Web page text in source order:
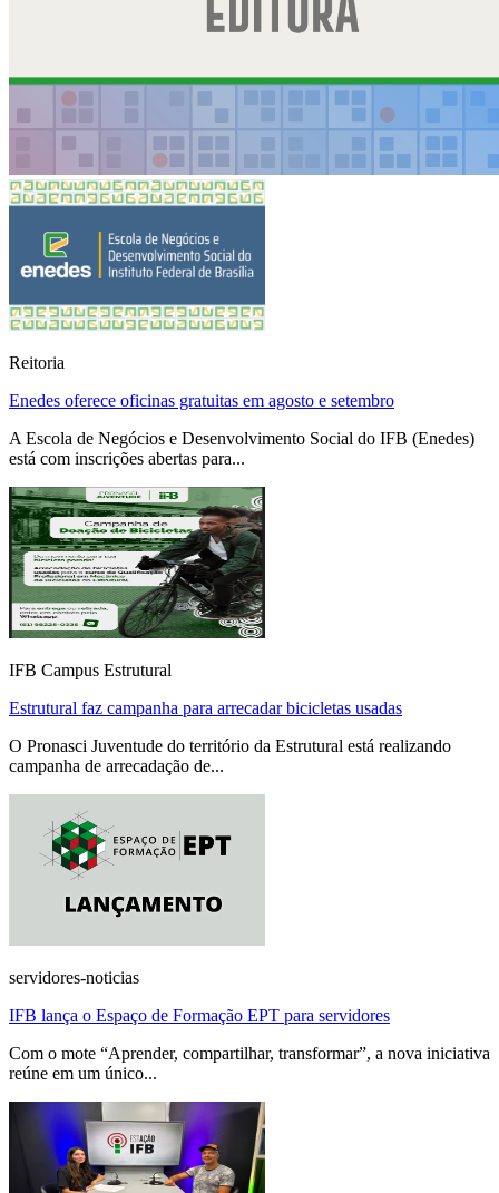
Reitoria
Enedes oferece oficinas gratuitas em agosto e setembro
A Escola de Negócios e Desenvolvimento Social do IFB (Enedes)
está com inscrições abertas para...
IFB Campus Estrutural
Estrutural faz campanha para arrecadar bicicletas usadas
O Pronasci Juventude do território da Estrutural está realizando
campanha de arrecadação de...
servidores-noticias
IFB lança o Espaço de Formação EPT para servidores
Com o mote “Aprender, compartilhar, transformar”, a nova iniciativa
reúne em um único...